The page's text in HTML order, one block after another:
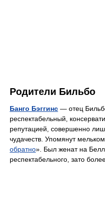
Родители Бильбо
Банго Бэггинс — отец
респектабельный,
репутацией, совершенно
чудачеств. Упомянут
обратно». Был женат на
респектабельного, зато